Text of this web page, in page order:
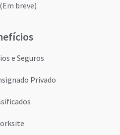
breve)
e Seguros
Privado